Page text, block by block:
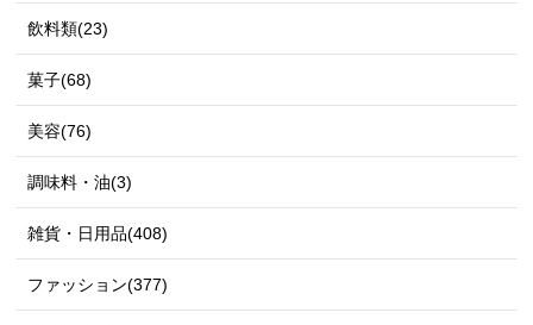
飲料類(23)
菓子(68)
美容(76)
調味料・油(3)
雑貨・日用品(408)
ファッション(377)